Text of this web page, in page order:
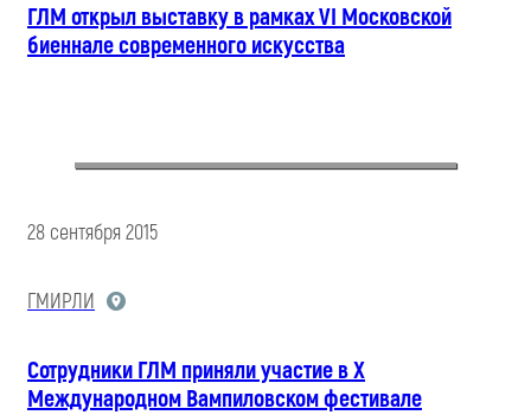
ГЛМ открыл выставку в рамках VI Московской
биеннале современного искусства
28 сентября 2015
ГМИРЛИ
Сотрудники ГЛМ приняли участие в X
Международном Вампиловском фестивале